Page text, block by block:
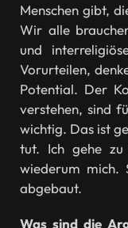
Menschen gibt,
Wir alle
und
Vorurteilen,
Potential. Der
verstehen, sind
wichtig. Das ist
tut. Ich gehe zu
wiederum mich.
abgebaut.
Was sind die